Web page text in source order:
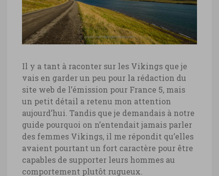
Islande, intérieur maison Erik Le Rouge
© Marie-Ange Ostré
Islande, fjord © Marie-Ange Ostré
Islande, fjord © Marie-Ange Ostré
Il y a tant à raconter sur les Vikings que je
vais en garder un peu pour la rédaction du
site web de l’émission pour France 5, mais
un petit détail a retenu mon attention
aujourd’hui. Tandis que je demandais à notre
guide pourquoi on n’entendait jamais parler
des femmes Vikings, il me répondit qu’elles
avaient pourtant un fort caractère pour être
capables de supporter leurs hommes au
comportement plutôt rugueux.